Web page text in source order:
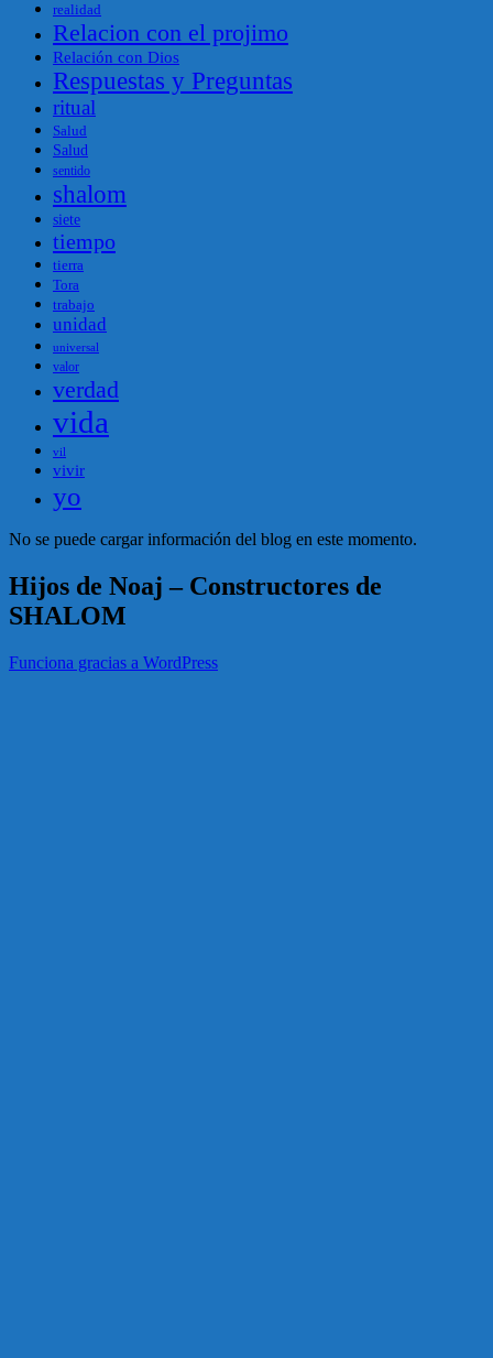
realidad
Relacion con el projimo
Relación con Dios
Respuestas y Preguntas
ritual
Salud
Salud
sentido
shalom
siete
tiempo
tierra
Tora
trabajo
unidad
universal
valor
verdad
vida
vil
vivir
yo
No se puede cargar información del blog en este momento.
Hijos de Noaj – Constructores de
SHALOM
Funciona gracias a WordPress